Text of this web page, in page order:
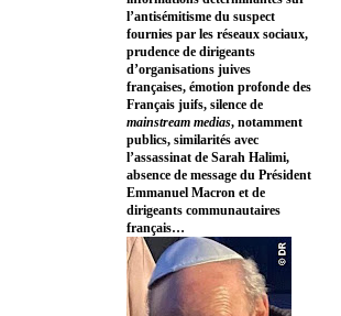
l’antisémitisme du suspect
fournies par les réseaux sociaux,
prudence de dirigeants
d’organisations juives
françaises, émotion profonde des
Français juifs, silence de
mainstream medias, notamment
publics, similarités avec
l’assassinat de Sarah Halimi,
absence de message du Président
Emmanuel Macron et de
dirigeants communautaires
français…